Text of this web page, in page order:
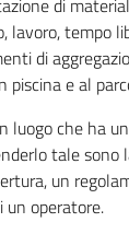
di
lavoro, tempo
di
e al
luogo che ha
tale sono
un
un operatore.